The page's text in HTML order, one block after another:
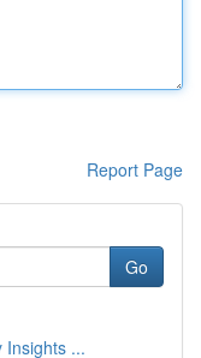
Report Page
Go
Insights ...